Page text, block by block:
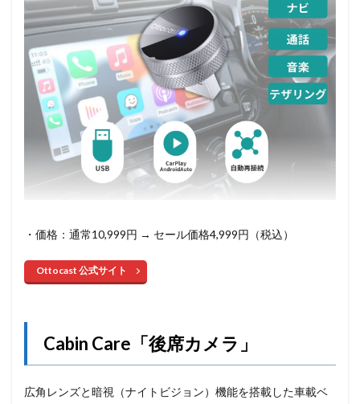
・価格：通常10,999円 → セール価格4,999円（税込）
Ottocast 公式サイト
Cabin Care「後席カメラ」
広角レンズと暗視（ナイトビジョン）機能を搭載した車載ベ